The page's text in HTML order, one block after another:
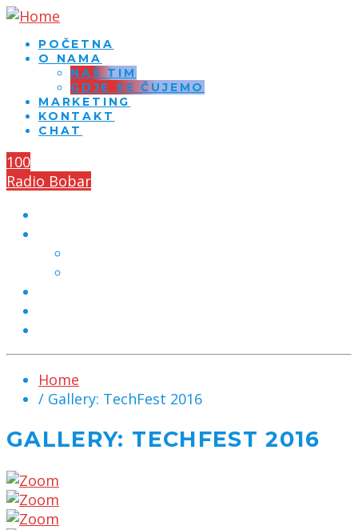
POČETNA
O NAMA
NAŠ TIM
GDJE SE ČUJEMO
MARKETING
KONTAKT
CHAT
100
Radio Bobar
Home
/ Gallery: TechFest 2016
GALLERY: TECHFEST 2016